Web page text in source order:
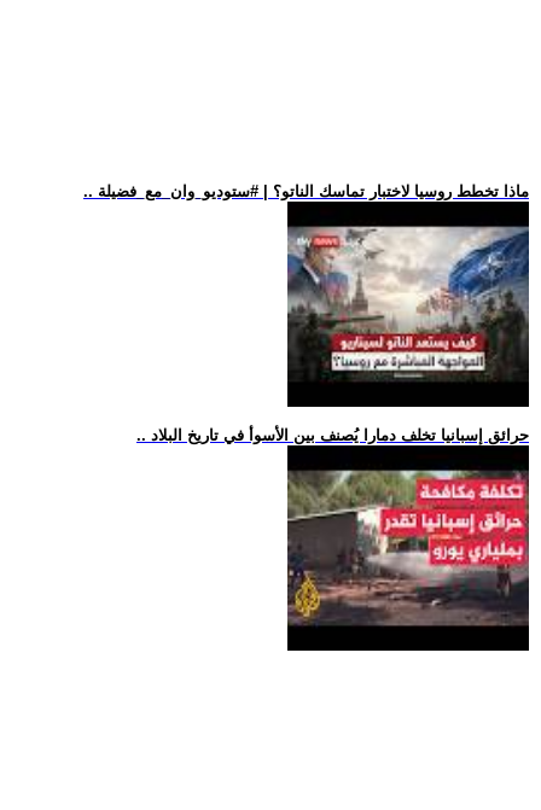
.. ماذا تخطط روسيا لاختبار تماسك الناتو؟ | #ستوديو_وان_مع_فضيلة
.. حرائق إسبانيا تخلف دمارا يُصنف بين الأسوأ في تاريخ البلاد